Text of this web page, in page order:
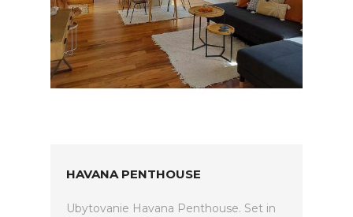
HAVANA PENTHOUSE
Ubytovanie Havana Penthouse. Set in